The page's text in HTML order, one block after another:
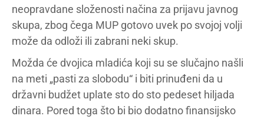
neopravdane složenosti načina za prijavu javnog
skupa, zbog čega MUP gotovo uvek po svojoj volji
može da odloži ili zabrani neki skup.
Možda će dvojica mladića koji su se slučajno našli
na meti „pasti za slobodu“ i biti prinuđeni da u
državni budžet uplate sto do sto pedeset hiljada
dinara. Pored toga što bi bio dodatno finansijsko